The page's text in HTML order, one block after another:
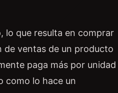
lo que resulta en comprar
de ventas de un producto
paga más por unidad
como lo hace un